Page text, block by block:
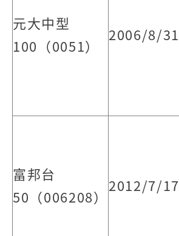
元大中型
100（0051）
2006/8/31
富邦台
50（006208）
2012/7/17